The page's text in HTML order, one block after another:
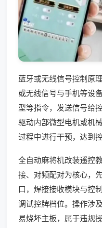
蓝牙或无线信号控制原
或无线信号与手机等设
型等指令，发送信号给
驱动内部微型电机或机
过程中进行干预，达到控
全自动麻将机改装遥控
接、对频配对为核心，
口，焊接接收模块与控
调试控牌档位。操作涉
易烧坏主板，属于违规操